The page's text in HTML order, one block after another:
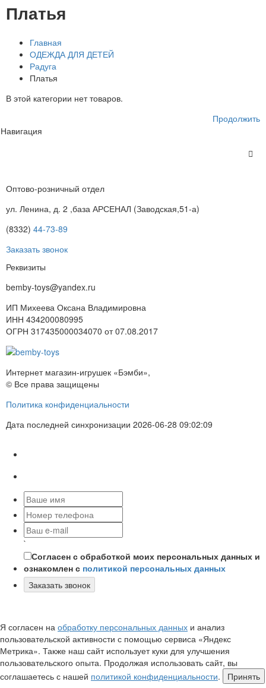
Платья
Главная
ОДЕЖДА ДЛЯ ДЕТЕЙ
Радуга
Платья
В этой категории нет товаров.
Продолжить
Навигация
Оптово-розничный отдел
ул. Ленина, д. 2 ,база АРСЕНАЛ (Заводская,51-а)
(8332) 44-73-89
Заказать звонок
Реквизиты
bemby-toys@yandex.ru
ИП Михеева Оксана Владимировна
ИНН 434200080995
ОГРН 317435000034070 от 07.08.2017
Интернет магазин-игрушек «Бэмби»,
© Все права защищены
Политика конфиденциальности
Дата последней синхронизации 2026-06-28 09:02:09
`
Согласен с обработкой моих персональных данных и
ознакомлен с политикой персональных данных
Заказать звонок
Я согласен на обработку персональных данных и анализ
пользовательской активности с помощью сервиса «Яндекс
Метрика». Также наш сайт использует куки для улучшения
пользовательского опыта. Продолжая использовать сайт, вы
соглашаетесь с нашей политикой конфиденциальности. Принять